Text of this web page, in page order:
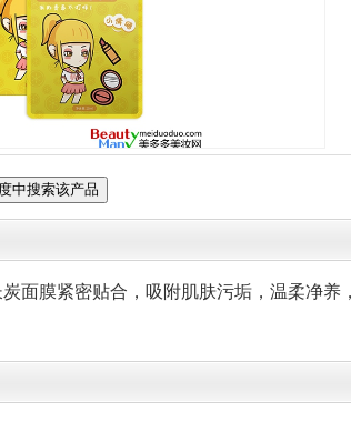
面膜紧密贴合，吸附肌肤污垢，温柔净